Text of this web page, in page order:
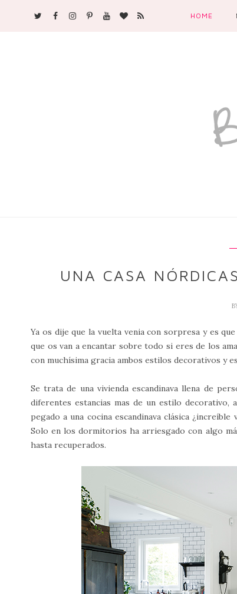
HOME
UNA CASA
Ya os dije que la vuelta venia con sorpresa y es
que os van a encantar sobre todo si eres de los
con muchísima gracia ambos estilos decorativos y
Se trata de una vivienda escandinava llena de
diferentes estancias mas de un estilo
pegado a una cocina escandinava clásica
Solo en los dormitorios ha arriesgado con algo
hasta recuperados.